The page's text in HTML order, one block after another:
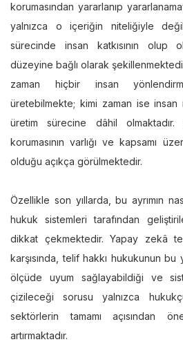
korumasından yararlanıp
yalnızca o içeriğin niteliğiyle
sürecinde insan katkısının olup
düzeyine bağlı olarak
zaman hiçbir insan
üretebilmekte; kimi zaman ise
üretim sürecine dâhil olmaktadır.
korumasının varlığı ve kapsamı
olduğu açıkça görülmektedir.
Özellikle son yıllarda, bu ayrımın
hukuk sistemleri tarafından
dikkat çekmektedir. Yapay zekâ
karşısında, telif hakkı hukukunun
ölçüde uyum sağlayabildiği ve
çizileceği sorusu yalnızca
sektörlerin tamamı açısından
artırmaktadır.